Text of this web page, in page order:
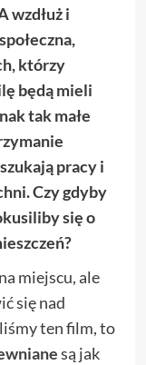
wzdłuż i
którzy
będą mieli
tak małe
pracy i
Czy gdyby
się o
miejscu, ale
się nad
ten film, to
są jak